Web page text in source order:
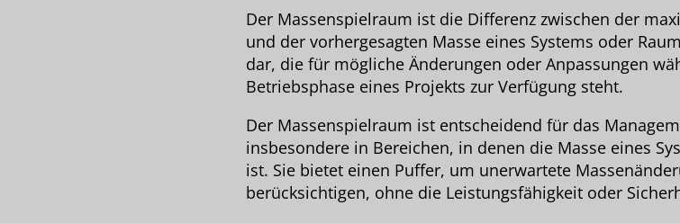
Der Massenspielraum ist die Differenz zwischen der
und der vorhergesagten Masse eines Systems oder
dar, die für mögliche Änderungen oder Anpassungen
Betriebsphase eines Projekts zur Verfügung steht.
Der Massenspielraum ist entscheidend für das
insbesondere in Bereichen, in denen die Masse eines
ist. Sie bietet einen Puffer, um unerwartete
berücksichtigen, ohne die Leistungsfähigkeit oder